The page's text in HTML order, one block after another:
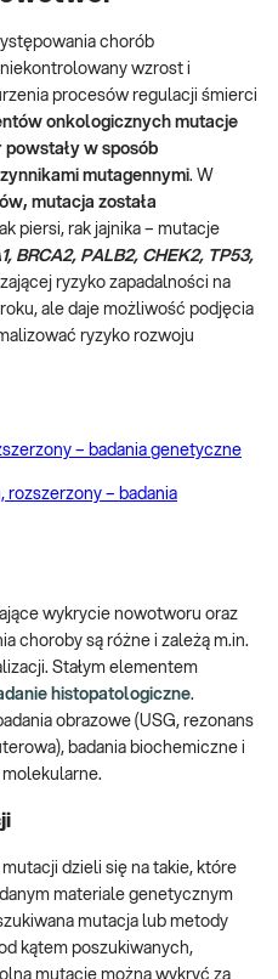
chorób
wzrost i
procesów regulacji śmierci
onkologicznych mutacje
w sposób
mutagennymi. W
mutacja została
piersi, rak jajnika – mutacje
BRCA2, PALB2, CHEK2, TP53,
ryzyko zapadalności na
ale daje możliwość podjęcia
ryzyko rozwoju
– badania genetyczne
– badania
wykrycie nowotworu oraz
choroby są różne i zależą m.in.
Stałym elementem
histopatologiczne.
obrazowe (USG, rezonans
badania biochemiczne i
dzieli się na takie, które
materiale genetycznym
mutacja lub metody
kątem poszukiwanych,
mutację można wykryć za